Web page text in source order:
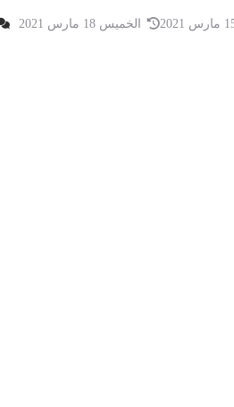
الخميس 18 مارس 2021